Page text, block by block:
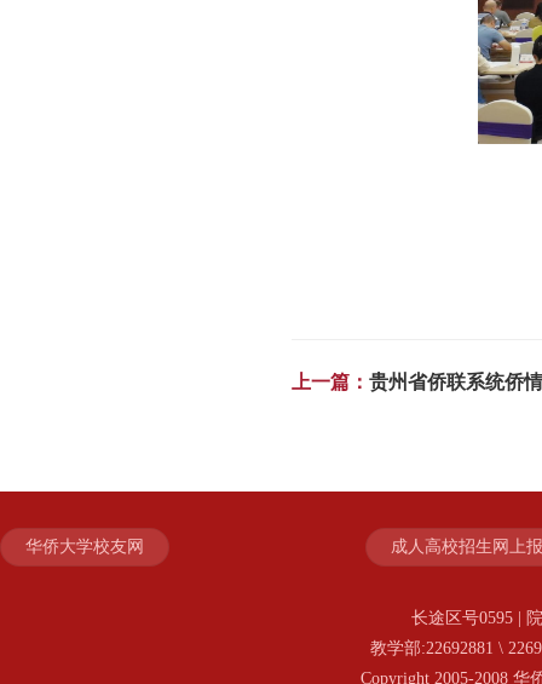
上一篇：贵州省侨联系统侨
华侨大学校友网 成人高校招生网上
长途区号0595 |
教学部:22692881 \
Copyright 2005-2008 华